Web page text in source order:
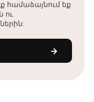
համաձայնում եք
ու